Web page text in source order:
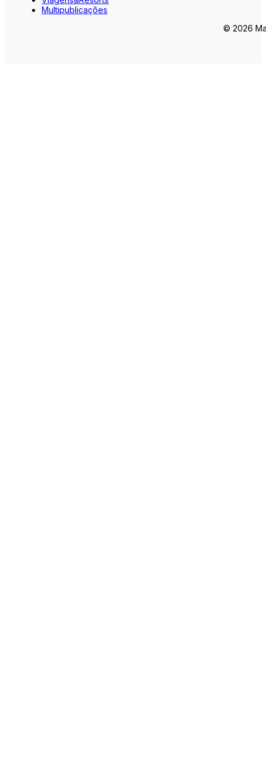
Multipublicações
© 2026